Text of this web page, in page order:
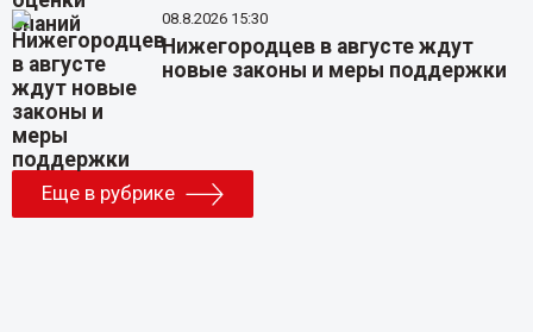
08.8.2026 15:30
Нижегородцев в августе ждут
новые законы и меры поддержки
Еще в рубрике